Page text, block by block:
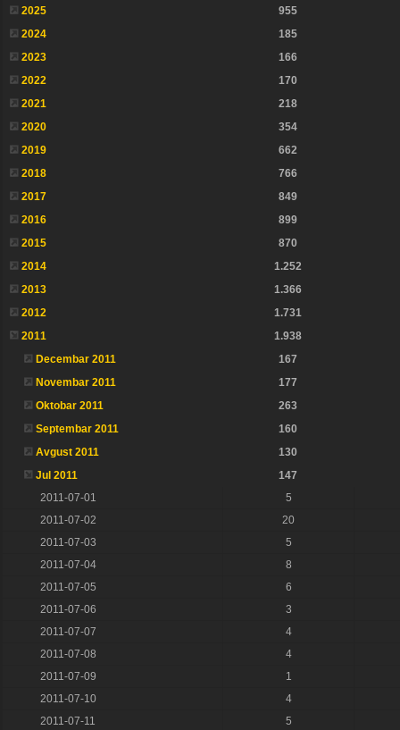
2025
955
2024
185
2023
166
2022
170
2021
218
2020
354
2019
662
2018
766
2017
849
2016
899
2015
870
2014
1.252
2013
1.366
2012
1.731
2011
1.938
Decembar 2011
167
Novembar 2011
177
Oktobar 2011
263
Septembar 2011
160
Avgust 2011
130
Jul 2011
147
2011-07-01
5
2011-07-02
20
2011-07-03
5
2011-07-04
8
2011-07-05
6
2011-07-06
3
2011-07-07
4
2011-07-08
4
2011-07-09
1
2011-07-10
4
2011-07-11
5